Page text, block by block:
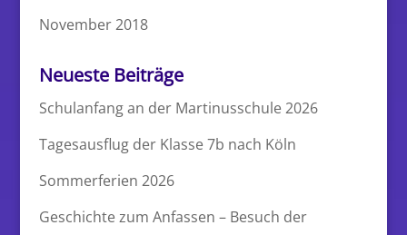
November 2018
Neueste Beiträge
Schulanfang an der Martinusschule 2026
Tagesausflug der Klasse 7b nach Köln
Sommerferien 2026
Geschichte zum Anfassen – Besuch der